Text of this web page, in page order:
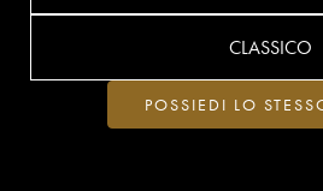
CLASSICO
POSSIEDI LO